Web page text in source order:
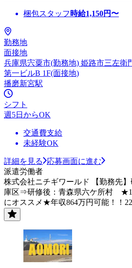
梱包スタッフ 時給1,150円〜
勤務地
面接地
兵庫県宍粟市(勤務地) 姫路市三左衛
第一ビルB 1F(面接地)
播磨新宮駅
シフト
週5日からOK
交通費支給
未経験OK
詳細を見る
応募画面に進む
派遣労働者
株式会社ニチギワールド 【勤務先
庫区⇒研修後：青森県六ケ所村 ★1
にオススメ★年収864万円可能！！